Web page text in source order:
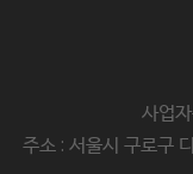
사업
주소 : 서울시 구로구